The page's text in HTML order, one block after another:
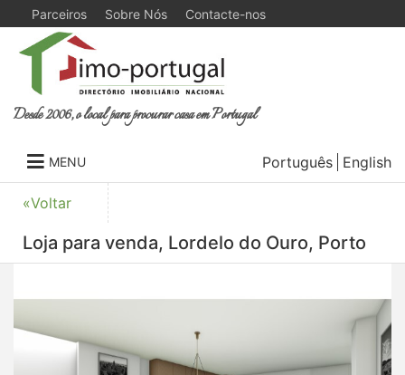
Parceiros Sobre Nós Contacte-nos
Desde 2006, o local para procurar casa em Portugal
MENU Português English
«Voltar
Loja para venda, Lordelo do Ouro, Porto